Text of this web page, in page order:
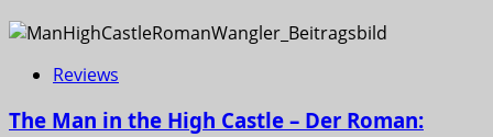
Reviews
The Man in the High Castle – Der Roman: